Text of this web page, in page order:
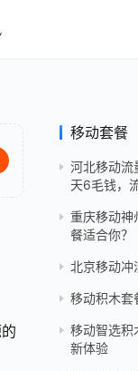
移动套餐
河北移动
天6毛钱，
重庆移动神
餐适合你？
北京移动冲
移动积木套
移动智选积
新体验